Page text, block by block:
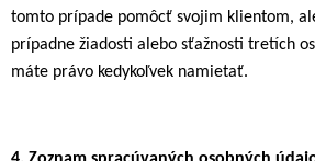
tomto prípade pomôcť svojim klientom,
prípadne žiadosti alebo sťažnosti tretích
máte právo kedykoľvek namietať.